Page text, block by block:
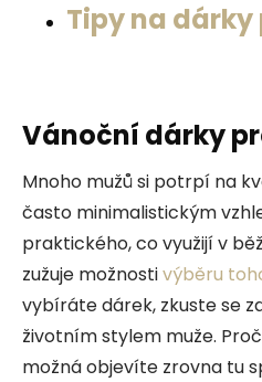
Tipy na dárky
Vánoční dárky
Mnoho mužů si potrpí na
často minimalistickým
praktického, co využijí v
zužuje možnostivýběru
vybíráte dárek, zkuste se
životním stylem muže.
možná objevíte zrovna tu